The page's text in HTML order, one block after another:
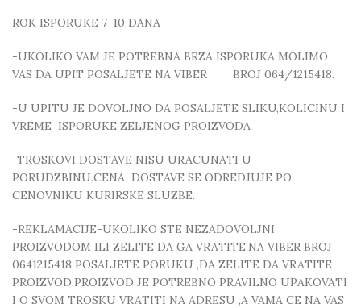
ROK ISPORUKE 7-10 DANA
-UKOLIKO VAM JE POTREBNA BRZA ISPORUKA MOLIMO
VAS DA UPIT POSALJETE NA VIBER BROJ 064/1215418.
-U UPITU JE DOVOLJNO DA POSALJETE SLIKU,KOLICINU I
VREME ISPORUKE ZELJENOG PROIZVODA
-TROSKOVI DOSTAVE NISU URACUNATI U
PORUDZBINU.CENA DOSTAVE SE ODREDJUJE PO
CENOVNIKU KURIRSKE SLUZBE.
-REKLAMACIJE-UKOLIKO STE NEZADOVOLJNI
PROIZVODOM ILI ZELITE DA GA VRATITE,NA VIBER BROJ
0641215418 POSALJETE PORUKU ,DA ZELITE DA VRATITE
PROIZVOD.PROIZVOD JE POTREBNO PRAVILNO UPAKOVATI
I O SVOM TROSKU VRATITI NA ADRESU ,A VAMA CE NA VAS